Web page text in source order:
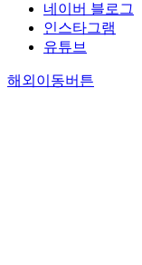
네이버 블로그
인스타그램
유튜브
해외이동버튼